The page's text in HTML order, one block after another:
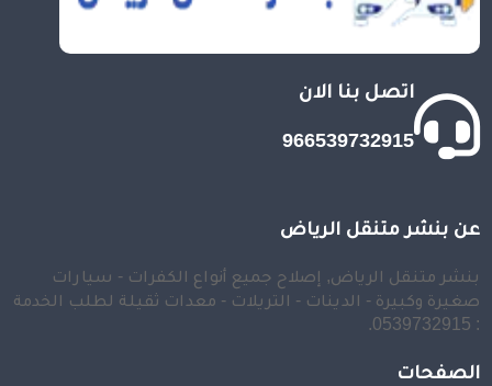
اتصل بنا الان
966539732915
عن بنشر متنقل الرياض
بنشر متنقل الرياض, إصلاح جميع أنواع الكفرات - سيارات
صغيرة وكبيرة - الدينات - التريلات - معدات ثقيلة لطلب الخدمة
: 0539732915.
الصفحات